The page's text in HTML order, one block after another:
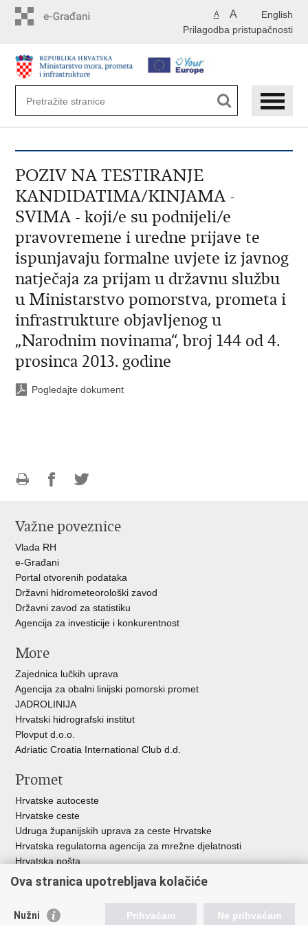
English
A A
Prilagodba pristupačnosti
POZIV NA TESTIRANJE
KANDIDATIMA/KINJAMA -
SVIMA - koji/e su podnijeli/e
pravovremene i uredne prijave te
ispunjavaju formalne uvjete iz javnog
natječaja za prijam u državnu službu
u Ministarstvo pomorstva, prometa i
infrastrukture objavljenog u
„Narodnim novinama“, broj 144 od 4.
prosinca 2013. godine
Pogledajte dokument
Facebooku
Twitteru
Važne poveznice
Vlada RH
e-Građani
Portal otvorenih podataka
Državni hidrometeorološki zavod
Državni zavod za statistiku
Agencija za investicije i konkurentnost
More
Zajednica lučkih uprava
Agencija za obalni linijski pomorski promet
JADROLINIJA
Hrvatski hidrografski institut
Plovput d.o.o.
Adriatic Croatia International Club d.d.
Promet
Hrvatske autoceste
Hrvatske ceste
Udruga županijskih uprava za ceste Hrvatske
Hrvatska regulatorna agencija za mrežne djelatnosti
Hrvatska pošta
HŽ Infrastruktura d.o.o.
HŽ putnički prijevoz
Agencija za regulaciju tržišta željezničkih usluga
Agencija za sigurnost željezničkog prometa
Ova stranica upotrebljava kolačiće
Nužni Prihvaćam Ne prihvaćam